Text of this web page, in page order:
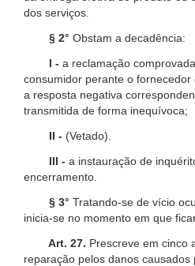
dos serviços.
§ 2° Obstam a decadência:
I - a reclamação
consumidor perante o
a resposta negativa
transmitida de forma inequívoca;
II - (Vetado).
III - a instauração de
encerramento.
§ 3° Tratando-se de vício
inicia-se no momento em que
Art. 27. Prescreve em cinco
reparação pelos danos